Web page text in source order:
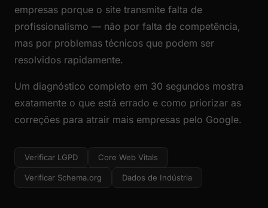
empresas porque o site transmite falta de
profissionalismo — não por falta de competência,
mas por problemas técnicos que podem ser
resolvidos rapidamente.
Um diagnóstico completo em 30 segundos mostra
exatamente o que está errado e como priorizar as
correções para atrair mais empresas pelo Google.
Verificar LGPD Core Web Vitals
Verificar Schema.org Dados de Indústria